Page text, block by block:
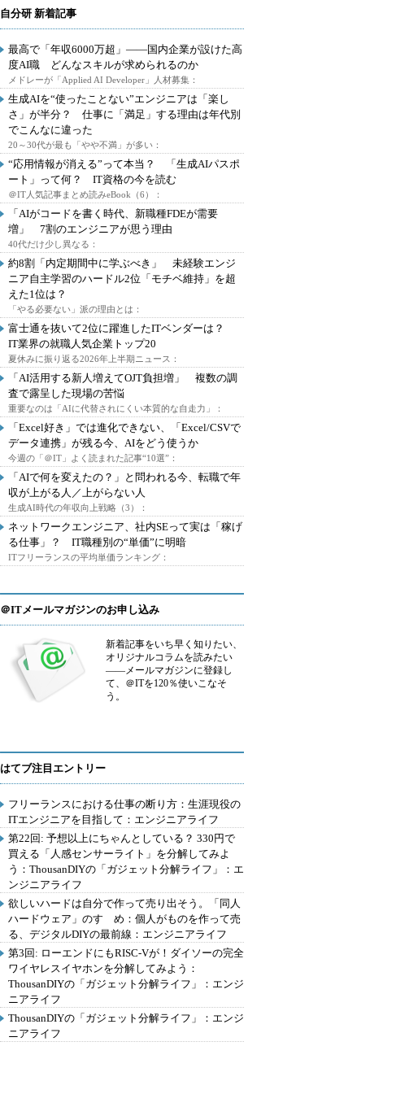
自分研 新着記事
最高で「年収6000万超」――国内企業が設けた高
度AI職 どんなスキルが求められるのか
メドレーが「Applied AI Developer」人材募集：
生成AIを“使ったことない”エンジニアは「楽し
さ」が半分？ 仕事に「満足」する理由は年代別
でこんなに違った
20～30代が最も「やや不満」が多い：
“応用情報が消える”って本当？ 「生成AIパスポ
ート」って何？ IT資格の今を読む
＠IT人気記事まとめ読みeBook（6）：
「AIがコードを書く時代、新職種FDEが需要
増」 7割のエンジニアが思う理由
40代だけ少し異なる：
約8割「内定期間中に学ぶべき」 未経験エンジ
ニア自主学習のハードル2位「モチベ維持」を超
えた1位は？
「やる必要ない」派の理由とは：
富士通を抜いて2位に躍進したITベンダーは？
IT業界の就職人気企業トップ20
夏休みに振り返る2026年上半期ニュース：
「AI活用する新人増えてOJT負担増」 複数の調
査で露呈した現場の苦悩
重要なのは「AIに代替されにくい本質的な自走力」：
「Excel好き」では進化できない、「Excel/CSVで
データ連携」が残る今、AIをどう使うか
今週の「＠IT」よく読まれた記事“10選”：
「AIで何を変えたの？」と問われる今、転職で年
収が上がる人／上がらない人
生成AI時代の年収向上戦略（3）：
ネットワークエンジニア、社内SEって実は「稼げ
る仕事」？ IT職種別の“単価”に明暗
ITフリーランスの平均単価ランキング：
＠ITメールマガジンのお申し込み
新着記事をいち早く知りたい、
オリジナルコラムを読みたい
――メールマガジンに登録し
て、＠ITを120％使いこなそ
う。
はてブ注目エントリー
フリーランスにおける仕事の断り方：生涯現役の
ITエンジニアを目指して：エンジニアライフ
第22回: 予想以上にちゃんとしている？ 330円で
買える「人感センサーライト」を分解してみよ
う：ThousanDIYの「ガジェット分解ライフ」：エ
ンジニアライフ
欲しいハードは自分で作って売り出そう。「同人
ハードウェア」のすゝめ：個人がものを作って売
る、デジタルDIYの最前線：エンジニアライフ
第3回: ローエンドにもRISC-Vが！ダイソーの完全
ワイヤレスイヤホンを分解してみよう：
ThousanDIYの「ガジェット分解ライフ」：エンジ
ニアライフ
ThousanDIYの「ガジェット分解ライフ」：エンジ
ニアライフ